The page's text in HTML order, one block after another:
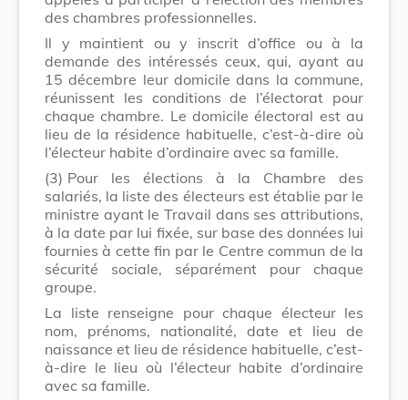
des chambres professionnelles.
Il y maintient ou y inscrit d’office ou à la
demande des intéressés ceux, qui, ayant au
15 décembre leur domicile dans la commune,
réunissent les conditions de l’électorat pour
chaque chambre. Le domicile électoral est au
lieu de la résidence habituelle, c’est-à-dire où
l’électeur habite d’ordinaire avec sa famille.
(3) Pour les élections à la Chambre des
salariés, la liste des électeurs est établie par le
ministre ayant le Travail dans ses attributions,
à la date par lui fixée, sur base des données lui
fournies à cette fin par le Centre commun de la
sécurité sociale, séparément pour chaque
groupe.
La liste renseigne pour chaque électeur les
nom, prénoms, nationalité, date et lieu de
naissance et lieu de résidence habituelle, c’est-
à-dire le lieu où l’électeur habite d’ordinaire
avec sa famille.